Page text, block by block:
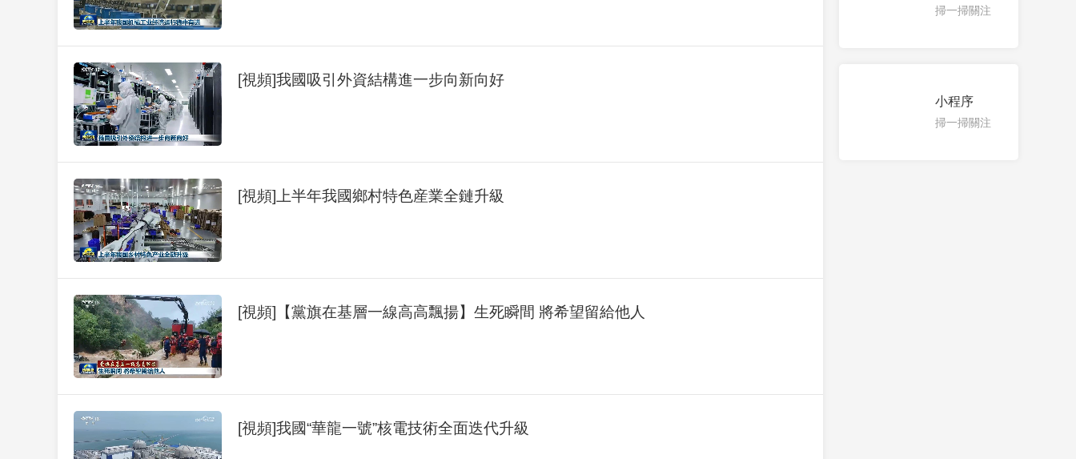
[視頻]我國吸引外資結構進一步向新向好
[視頻]上半年我國鄉村特色産業全鏈升級
[視頻]【黨旗在基層一線高高飄揚】生死瞬間 將希望留給他人
[視頻]我國“華龍一號”核電技術全面迭代升級
掃一掃關注
小程序
掃一掃關注